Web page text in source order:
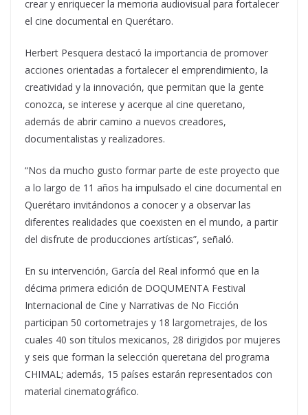
crear y enriquecer la memoria audiovisual para fortalecer
el cine documental en Querétaro.
Herbert Pesquera destacó la importancia de promover
acciones orientadas a fortalecer el emprendimiento, la
creatividad y la innovación, que permitan que la gente
conozca, se interese y acerque al cine queretano,
además de abrir camino a nuevos creadores,
documentalistas y realizadores.
“Nos da mucho gusto formar parte de este proyecto que
a lo largo de 11 años ha impulsado el cine documental en
Querétaro invitándonos a conocer y a observar las
diferentes realidades que coexisten en el mundo, a partir
del disfrute de producciones artísticas”, señaló.
En su intervención, García del Real informó que en la
décima primera edición de DOQUMENTA Festival
Internacional de Cine y Narrativas de No Ficción
participan 50 cortometrajes y 18 largometrajes, de los
cuales 40 son títulos mexicanos, 28 dirigidos por mujeres
y seis que forman la selección queretana del programa
CHIMAL; además, 15 países estarán representados con
material cinematográfico.